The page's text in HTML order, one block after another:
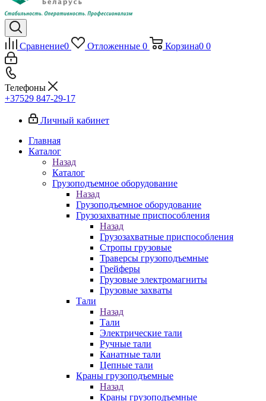
Сравнение0 Отложенные 0 Корзина0 0
Телефоны
+37529 847-29-17‬
Личный кабинет
Главная
Каталог
Назад
Каталог
Грузоподъемное оборудование
Назад
Грузоподъемное оборудование
Грузозахватные приспособления
Назад
Грузозахватные приспособления
Стропы грузовые
Траверсы грузоподъемные
Грейферы
Грузовые электромагниты
Грузовые захваты
Тали
Назад
Тали
Электрические тали
Ручные тали
Канатные тали
Цепные тали
Краны грузоподъемные
Назад
Краны грузоподъемные